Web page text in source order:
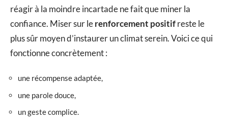
réagir à la moindre incartade ne fait que miner la
confiance. Miser sur lerenforcement positifreste le
plus sûr moyen d’instaurer un climat serein. Voici ce qui
fonctionne concrètement :
une récompense adaptée,
une parole douce,
un geste complice.